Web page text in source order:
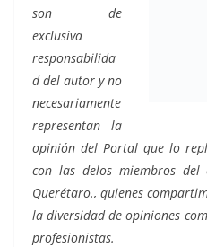
son de
exclusiva
responsabilida
d del autor y no
necesariamente
representan la
opinión del Portal que lo
con las delos miembros
Querétaro., quienes
la diversidad de opiniones
profesionistas.